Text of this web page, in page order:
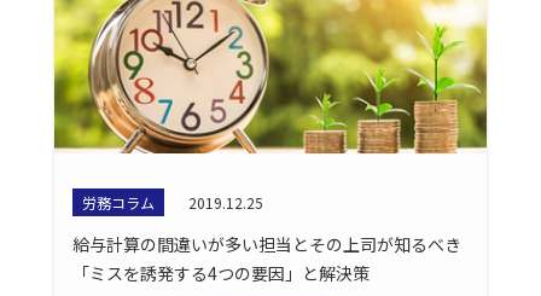
労務コラム 2019.12.25
給与計算の間違いが多い担当とその上司が知るべき
「ミスを誘発する4つの要因」と解決策